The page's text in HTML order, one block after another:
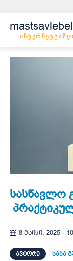
სასწავლო
8 მაისი, 2025 -
ᲐᲕᲢᲝᲠᲘ საბა